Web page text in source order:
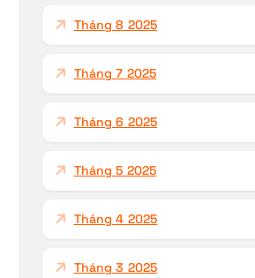
Tháng 8 2025
Tháng 7 2025
Tháng 6 2025
Tháng 5 2025
Tháng 4 2025
Tháng 3 2025